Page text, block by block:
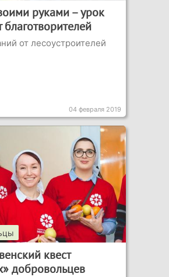
руками – урок
благотворителей
от лесоустроителей
04 февраля 2019
квест
добровольцев